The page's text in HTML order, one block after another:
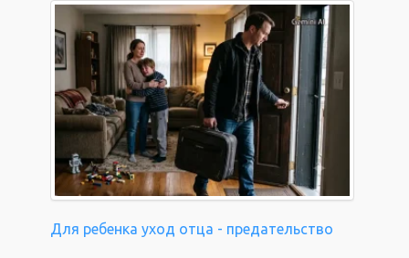
Для ребенка уход отца - предательство